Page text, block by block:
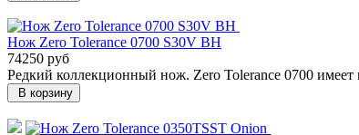
Нож Zero Tolerance 0700 S30V BH
74250 руб
Редкий коллекционный нож. Zero Tolerance 0700
В корзину